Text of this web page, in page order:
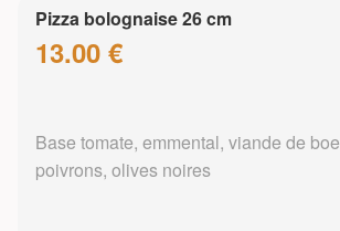
Pizza bolognaise 26 cm
13.00 €
Base tomate, emmental, viande de
poivrons, olives noires